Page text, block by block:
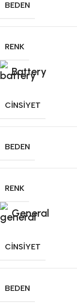
BEDEN
RENK
Battery
CINSIYET
BEDEN
RENK
General
CINSIYET
BEDEN